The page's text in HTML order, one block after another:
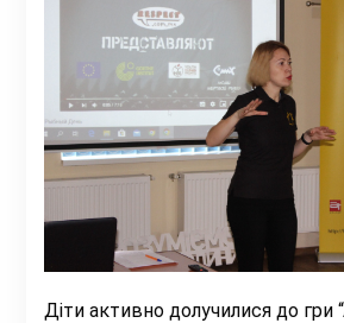
Діти активно долучилися до гри